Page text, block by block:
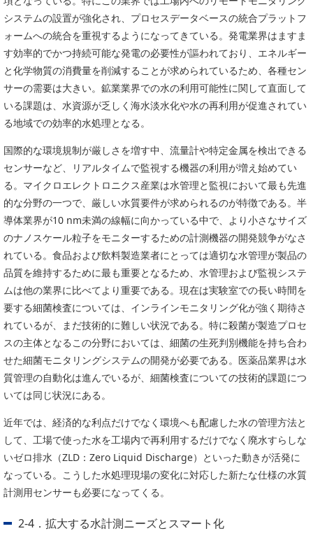
システムの設置が強化され、プロセスデータベースの統合プラットフ
ォームへの統合を重視するようになってきている。発電業界はますま
す効率的でかつ持続可能な発電の必要性が謳われており、エネルギー
と化学物質の消費量を削減することが求められているため、各種セン
サーの需要は大きい。鉱業業界での水の利用可能性に関して直面して
いる課題は、水資源が乏しく海水淡水化や水の再利用が促進されてい
る地域での効率的水処理となる。
国際的な環境規制が厳しさを増す中、流量計や特定金属を検出できる
センサーなど、リアルタイムで監視する機器の利用が増え始めてい
る。マイクロエレクトロニクス産業は水管理と監視において最も先進
的な分野の一つで、厳しい水質要件が求められるのが特徴である。半
導体業界が10 nm未満の線幅に向かっている中で、より小さなサイズ
のナノスケール粒子をモニターするための計測機器の開発競争がなさ
れている。食品および飲料製造業者にとっては適切な水管理が製品の
品質を維持するために最も重要となるため、水管理および監視システ
ムは他の業界に比べてより重要である。現在は実験室での長い時間を
要する細菌検査については、インラインモニタリング化が強く期待さ
れているが、まだ技術的に難しい状況である。特に殺菌が製造プロセ
スの主体となるこの分野においては、細菌の生死判別機能を持ち合わ
せた細菌モニタリングシステムの開発が必要である。医薬品業界は水
質管理の自動化は進んでいるが、細菌検査についての技術的課題につ
いては同じ状況にある。
近年では、経済的な利点だけでなく環境へも配慮した水の管理方法と
して、工場で使った水を工場内で再利用するだけでなく廃水すらしな
いゼロ排水（ZLD：Zero Liquid Discharge）といった動きが活発に
なっている。こうした水処理現場の変化に対応した新たな仕様の水質
計測用センサーも必要になってくる。
2-4．拡大する水計測ニーズとスマート化